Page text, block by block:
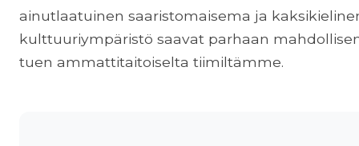
ainutlaatuinen saaristomaisema ja
kulttuuriympäristö saavat parhaan
tuen ammattitaitoiselta tiimiltämme.